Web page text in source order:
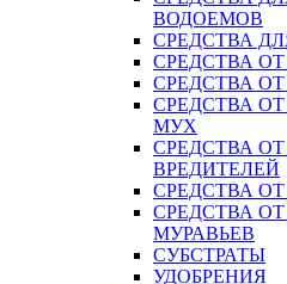
ВОДОЕМОВ
СРЕДСТВА
СРЕДСТВА
СРЕДСТВА
СРЕДСТВА
МУХ
СРЕДСТВА
ВРЕДИТЕЛЕЙ
СРЕДСТВА
СРЕДСТВА
МУРАВЬЕВ
СУБСТРАТЫ
УДОБРЕНИЯ